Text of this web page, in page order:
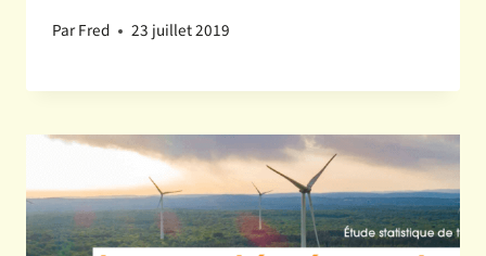
Par Fred 23 juillet 2019